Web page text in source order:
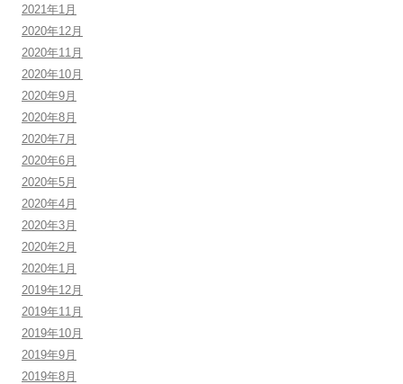
2021年1月
2020年12月
2020年11月
2020年10月
2020年9月
2020年8月
2020年7月
2020年6月
2020年5月
2020年4月
2020年3月
2020年2月
2020年1月
2019年12月
2019年11月
2019年10月
2019年9月
2019年8月